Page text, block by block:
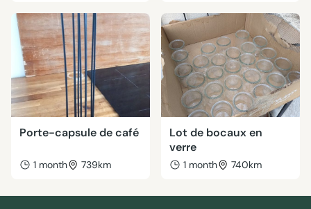
Porte-capsule de café
1 month 739km
Lot de bocaux en
verre
1 month 740km